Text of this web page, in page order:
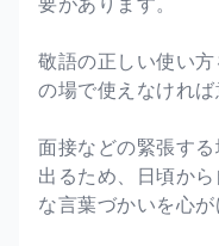
敬語の正しい使い
の場で使えなければ
面接などの緊張す
出るため、日頃か
な言葉づかいを心が